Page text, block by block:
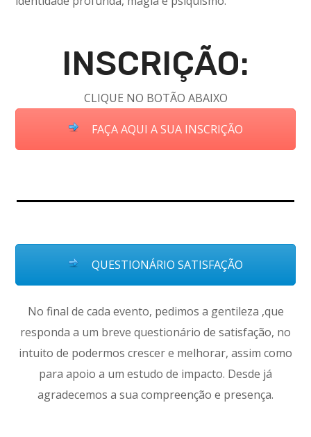
INSCRIÇÃO:
CLIQUE NO BOTÃO ABAIXO
FAÇA AQUI A SUA INSCRIÇÃO
QUESTIONÁRIO SATISFAÇÃO
No final de cada evento, pedimos a gentileza ,que
responda a um breve questionário de satisfação, no
intuito de podermos crescer e melhorar, assim como
para apoio a um estudo de impacto. Desde já
agradecemos a sua compreenção e presença.